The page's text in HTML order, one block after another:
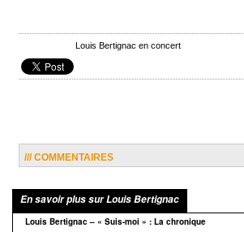
Louis Bertignac en concert
/// COMMENTAIRES
En savoir plus sur Louis Bertignac
Louis Bertignac – « Suis-moi » : La chronique